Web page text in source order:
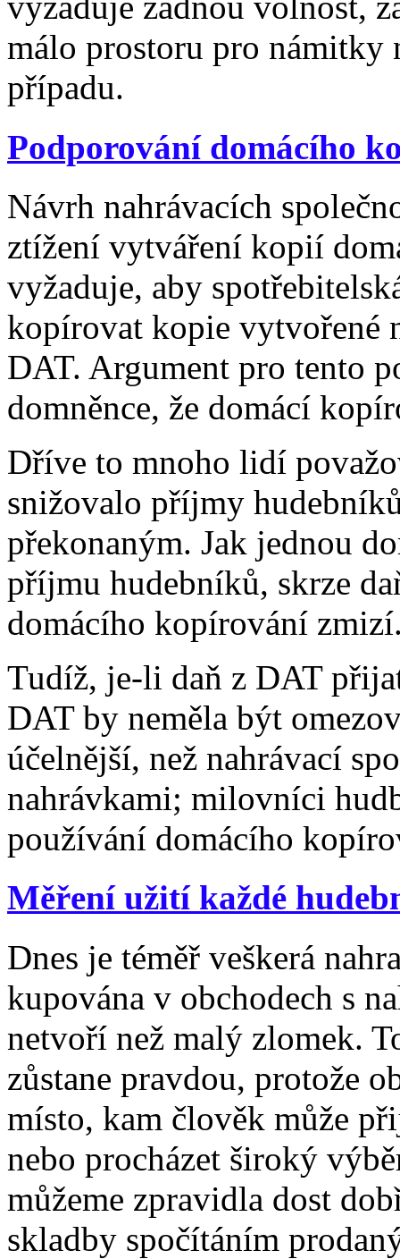
málo prostoru pro námitky
případu.
Podporování domácího
Návrh nahrávacích
ztížení vytváření kopií
vyžaduje, aby
kopírovat kopie vytvořené
DAT. Argument pro tento
domněnce, že domácí
Dříve to mnoho lidí
snižovalo příjmy
překonaným. Jak jednou
příjmu hudebníků, skrze
domácího kopírování
Tudíž, je-li daň z DAT
DAT by neměla být
účelnější, než nahrávací
nahrávkami; milovníci
používání domácího
Měření užití každé
Dnes je téměř veškerá
kupována v obchodech s
netvoří než malý zlomek.
zůstane pravdou, protože
místo, kam člověk může
nebo procházet široký
můžeme zpravidla dost
skladby spočítáním